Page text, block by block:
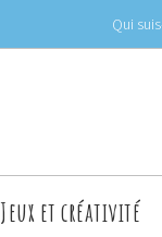
Qui
Jeux et créativité